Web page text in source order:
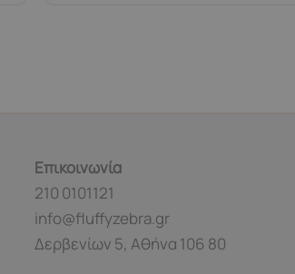
Επικοινωνία
210 0101121
info@fluffyzebra.gr
Δερβενίων 5, Αθήνα 106 80